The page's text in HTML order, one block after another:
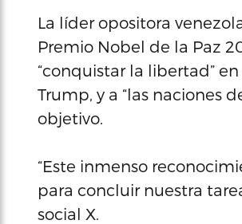
La líder opositora
Premio Nobel de la Paz
“conquistar la libertad”
Trump, y a “las naciones
objetivo.
“Este inmenso
para concluir nuestra
social X.